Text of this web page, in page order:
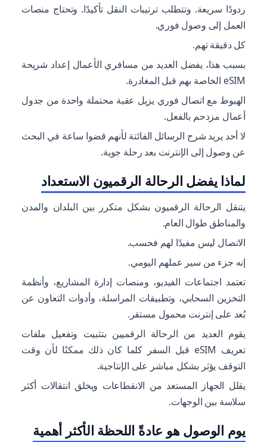
ردودًا سريعة. وتتطلب ترتيبات النقل تأكيدًا. وتحتاج منصات
العمل إلى وصول فوري.
كل دقيقة تهم.
بسبب هذا، يفضل العديد من مسافري الأعمال إعداد شريحة
eSIM الخاصة بهم قبل المغادرة.
الهبوط مع اتصال فوري يزيل عقبة محتملة واحدة من جدول
أعمال مزدحم بالفعل.
لا أحد يريد شرح الرسائل الفائتة لأنهم قضوا ساعة في البحث
عن وصول إلى الإنترنت بعد رحلة جوية.
لماذا يفضل الرحالة الرقميون الاستعداد
يتنقل الرحالة الرقميون بشكل متكرر بين البلدان والمدن
والمناطق طوال العام.
الاتصال ليس مفيدًا لهم فحسب.
إنه جزء من سير عملهم اليومي.
تعتمد اجتماعات الفيديو، ومنصات إدارة المشاريع، وأنظمة
التخزين السحابي، وتطبيقات المراسلة، وأدوات التعاون عن
بُعد على إنترنت محمول مستقر.
يقوم العديد من الرحالة الرقميين بتثبيت وتفعيل ملفات
تعريف eSIM قبل السفر كلما كان ذلك ممكنًا لأن وقت
التوقف يؤثر بشكل مباشر على الإنتاجية.
يقلل الجهاز المستعد من الانقطاعات ويخلق انتقالات أكثر
سلاسة بين الوجهات.
يوم الوصول هو عادةً اللحظة الأكثر أهمية